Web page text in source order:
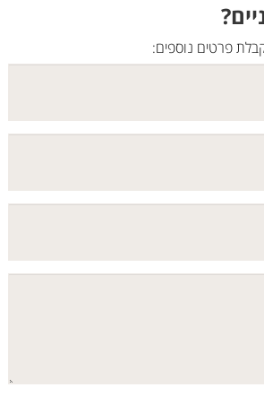
פרטים נוספים: